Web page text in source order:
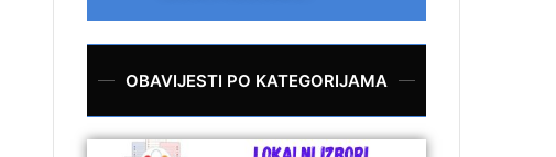
OBAVIJESTI PO KATEGORIJAMA